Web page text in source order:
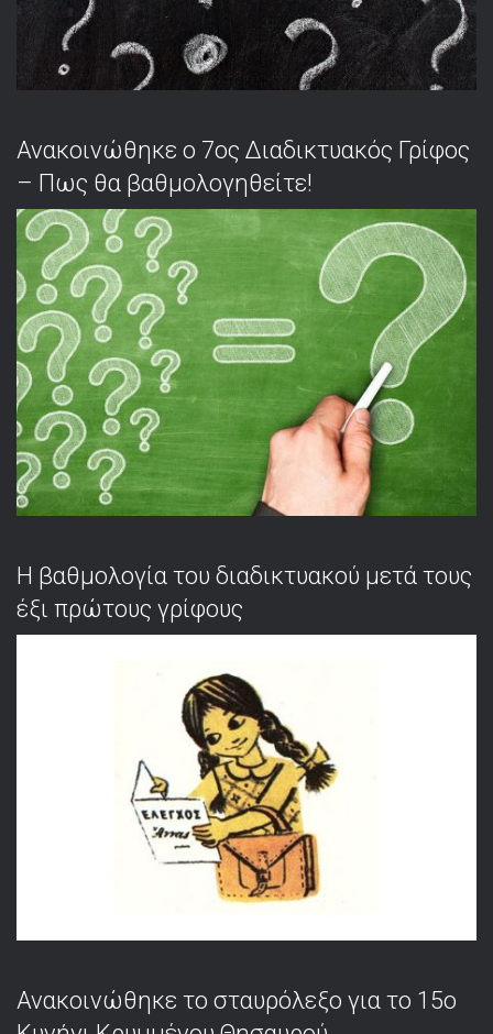
Ανακοινώθηκε ο 7ος Διαδικτυακός Γρίφος
– Πως θα βαθμολογηθείτε!
Η βαθμολογία του διαδικτυακού μετά τους
έξι πρώτους γρίφους
Ανακοινώθηκε το σταυρόλεξο για το 15ο